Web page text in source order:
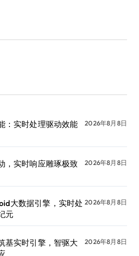
：实时处理驱动效能
2026年8月8日
，实时响应雕琢极致
2026年8月8日
大数据引擎，实时处
元
2026年8月8日
基实时引擎，智驱大
2026年8月8日